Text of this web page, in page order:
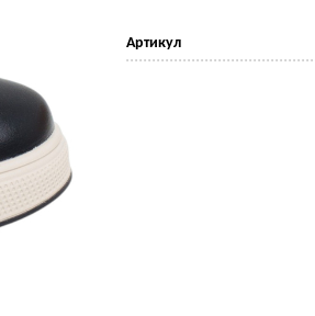
Артикул